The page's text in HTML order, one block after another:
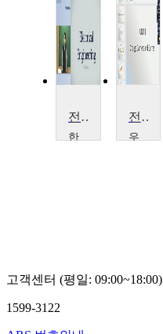
전기공학
한
전기공학 및 회로분석 소개
우
고객센터 (평일: 09:00~18:00)
1599-3122